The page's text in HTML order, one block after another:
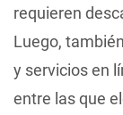
requieren
Luego,
y servicios en
entre las que